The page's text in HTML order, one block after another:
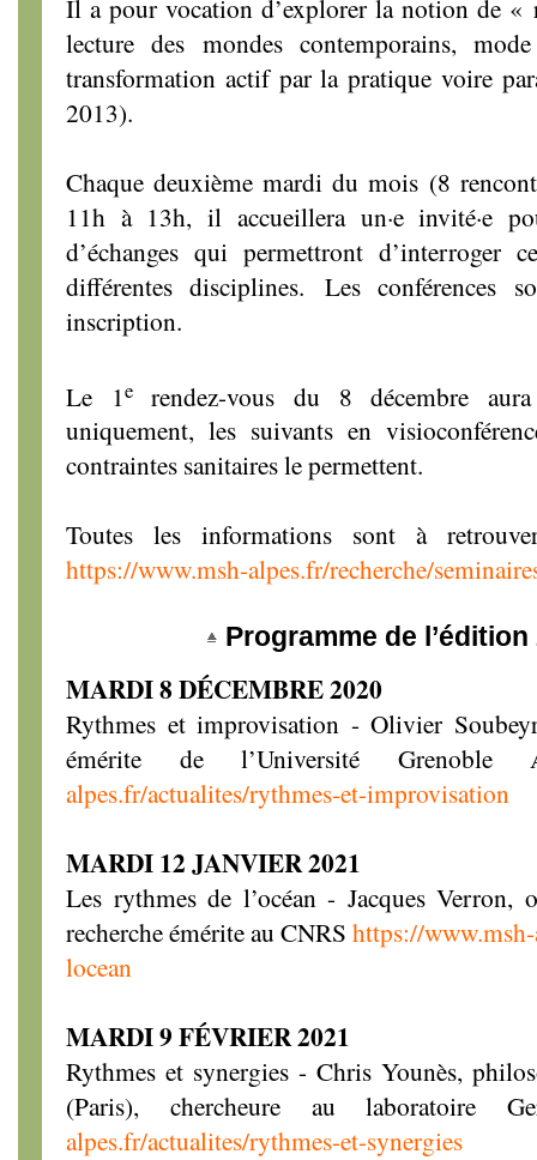
Il a pour vocation d’explorer la notion de
lecture des mondes contemporains,
transformation actif par la pratique voire
2013).
Chaque deuxième mardi du mois (8
11h à 13h, il accueillera un·e invité·e
d’échanges qui permettront d’interroger
différentes disciplines. Les conférences
inscription.
Le 1erendez-vous du 8 décembre
uniquement, les suivants en
contraintes sanitaires le permettent.
Toutes les informations sont à
https://www.msh-alpes.fr/recherche/
Programme de l’édition
MARDI 8 DÉCEMBRE 2020
Rythmes et improvisation - Olivier
émérite de l’Université
alpes.fr/actualites/rythmes-et-improvisation
MARDI 12 JANVIER 2021
Les rythmes de l’océan - Jacques Verron,
recherche émérite au CNRS https://
locean
MARDI 9 FÉVRIER 2021
Rythmes et synergies - Chris Younès,
(Paris), chercheure au laboratoire
alpes.fr/actualites/rythmes-et-synergies